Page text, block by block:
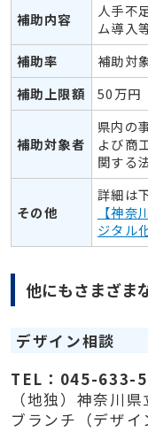
補助内容
人手不
ム導入
補助率
補助対
補助上限額
50万円
補助対象者
県内の
よび商
関する
その他
詳細は
【神
ジタル
他にもさまざま
デザイン相談
TEL：045-633-
（地独）神奈川
ブランチ（デザイ